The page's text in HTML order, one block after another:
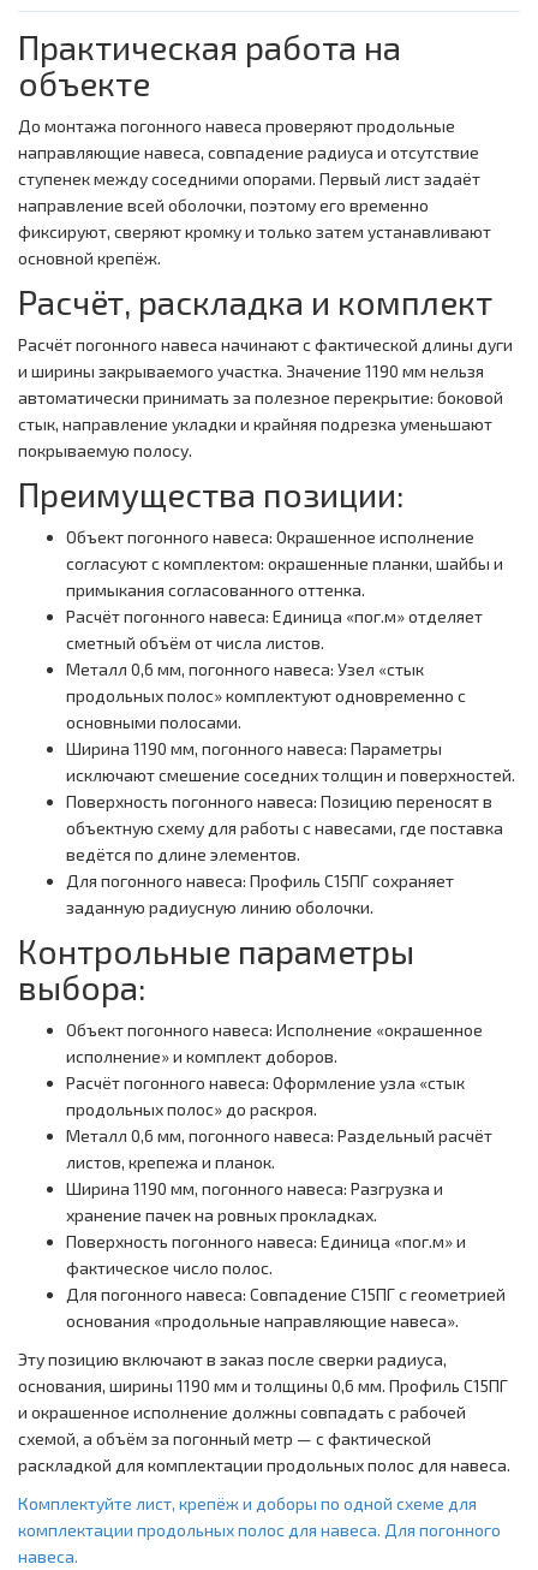
Практическая работа на
объекте
До монтажа погонного навеса проверяют продольные
направляющие навеса, совпадение радиуса и отсутствие
ступенек между соседними опорами. Первый лист задаёт
направление всей оболочки, поэтому его временно
фиксируют, сверяют кромку и только затем устанавливают
основной крепёж.
Расчёт, раскладка и комплект
Расчёт погонного навеса начинают с фактической длины дуги
и ширины закрываемого участка. Значение 1190 мм нельзя
автоматически принимать за полезное перекрытие: боковой
стык, направление укладки и крайняя подрезка уменьшают
покрываемую полосу.
Преимущества позиции:
Объект погонного навеса: Окрашенное исполнение
согласуют с комплектом: окрашенные планки, шайбы и
примыкания согласованного оттенка.
Расчёт погонного навеса: Единица «пог.м» отделяет
сметный объём от числа листов.
Металл 0,6 мм, погонного навеса: Узел «стык
продольных полос» комплектуют одновременно с
основными полосами.
Ширина 1190 мм, погонного навеса: Параметры
исключают смешение соседних толщин и поверхностей.
Поверхность погонного навеса: Позицию переносят в
объектную схему для работы с навесами, где поставка
ведётся по длине элементов.
Для погонного навеса: Профиль С15ПГ сохраняет
заданную радиусную линию оболочки.
Контрольные параметры
выбора:
Объект погонного навеса: Исполнение «окрашенное
исполнение» и комплект доборов.
Расчёт погонного навеса: Оформление узла «стык
продольных полос» до раскроя.
Металл 0,6 мм, погонного навеса: Раздельный расчёт
листов, крепежа и планок.
Ширина 1190 мм, погонного навеса: Разгрузка и
хранение пачек на ровных прокладках.
Поверхность погонного навеса: Единица «пог.м» и
фактическое число полос.
Для погонного навеса: Совпадение С15ПГ с геометрией
основания «продольные направляющие навеса».
Эту позицию включают в заказ после сверки радиуса,
основания, ширины 1190 мм и толщины 0,6 мм. Профиль С15ПГ
и окрашенное исполнение должны совпадать с рабочей
схемой, а объём за погонный метр — с фактической
раскладкой для комплектации продольных полос для навеса.
Комплектуйте лист, крепёж и доборы по одной схеме для
комплектации продольных полос для навеса. Для погонного
навеса.